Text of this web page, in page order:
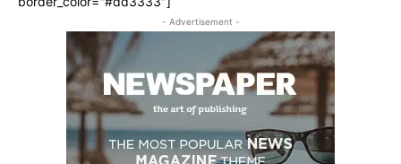
- Advertisement -